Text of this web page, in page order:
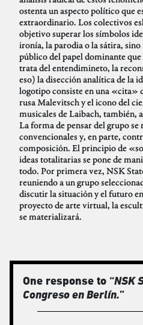
ostenta un aspecto político que
extraordinario. Los colectivos
objetivo superar los símbolos
ironía, la parodia o la sátira,
público del papel dominante
trata del entendimineto, la
eso) la disección analítica de la
logotipo consiste en una «cita»
rusa Malevitsch y el icono del
musicales de Laibach, también,
La forma de pensar del grupo se
convencionales y, en parte,
composición. El principio de
ideas totalitarias se pone de
todo. Por primera vez, NSK
reuniendo a un grupo
discutir la situación y el futuro
proyecto de arte virtual, la
se materializará.
One response to “NSK
Congreso en Berlín.”